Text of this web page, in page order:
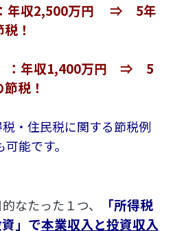
年収2,500万円　 ⇒　5年
！
：年収1,400万円　⇒　5
税！
・住民税に関する節税例
可能です。
なたった１つ、
「所得税
」で本業収入と投資収入